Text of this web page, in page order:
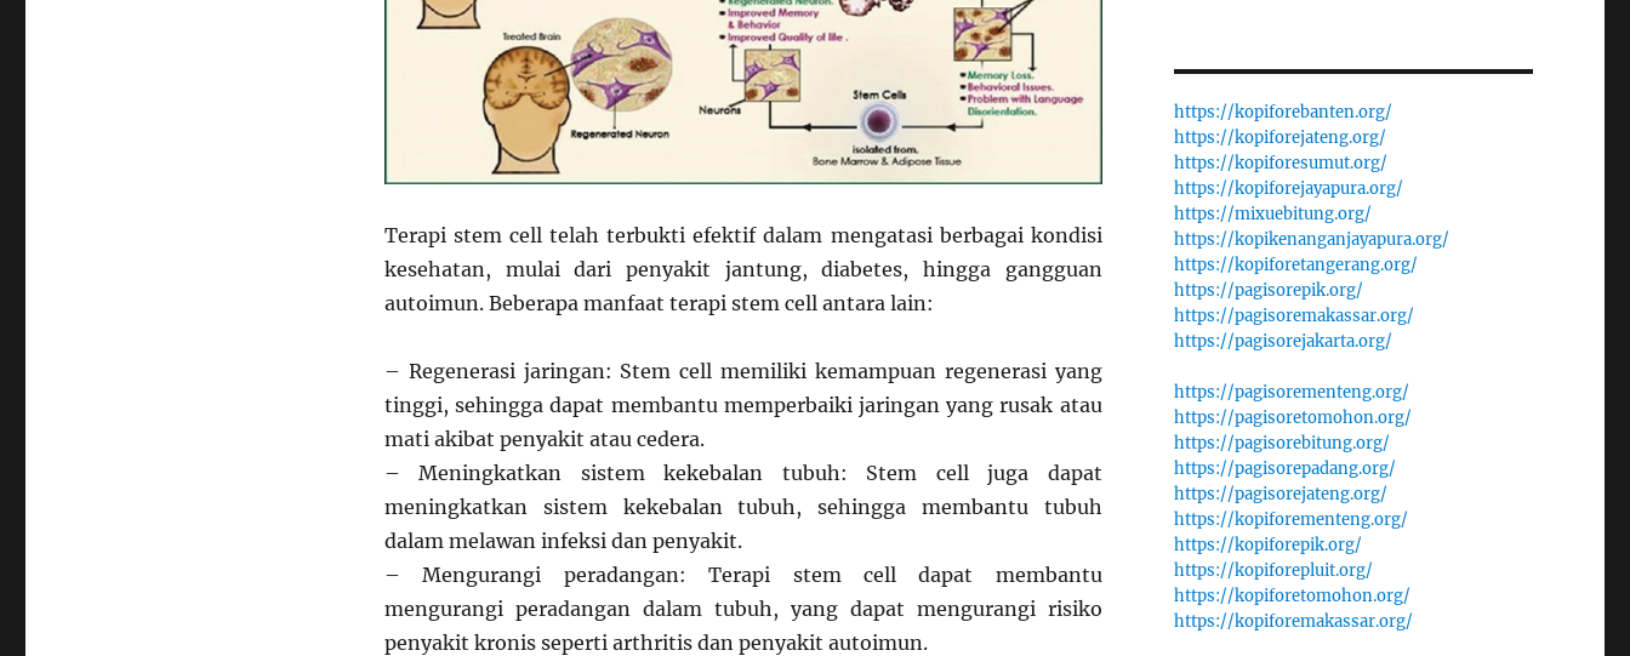
Terapi stem cell telah terbukti efektif dalam mengatasi berbagai kondisi
kesehatan, mulai dari penyakit jantung, diabetes, hingga gangguan
autoimun. Beberapa manfaat terapi stem cell antara lain:
– Regenerasi jaringan: Stem cell memiliki kemampuan regenerasi yang
tinggi, sehingga dapat membantu memperbaiki jaringan yang rusak atau
mati akibat penyakit atau cedera.
– Meningkatkan sistem kekebalan tubuh: Stem cell juga dapat
meningkatkan sistem kekebalan tubuh, sehingga membantu tubuh
dalam melawan infeksi dan penyakit.
– Mengurangi peradangan: Terapi stem cell dapat membantu
mengurangi peradangan dalam tubuh, yang dapat mengurangi risiko
penyakit kronis seperti arthritis dan penyakit autoimun.
https://kopiforebanten.org/
https://kopiforejateng.org/
https://kopiforesumut.org/
https://kopiforejayapura.org/
https://mixuebitung.org/
https://kopikenanganjayapura.org/
https://kopiforetangerang.org/
https://pagisorepik.org/
https://pagisoremakassar.org/
https://pagisorejakarta.org/
https://pagisorementeng.org/
https://pagisoretomohon.org/
https://pagisorebitung.org/
https://pagisorepadang.org/
https://pagisorejateng.org/
https://kopiforementeng.org/
https://kopiforepik.org/
https://kopiforepluit.org/
https://kopiforetomohon.org/
https://kopiforemakassar.org/